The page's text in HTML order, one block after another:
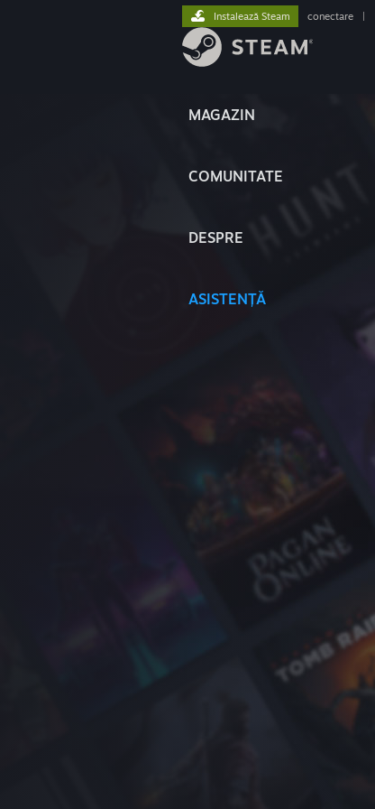
MAGAZIN
COMUNITATE
DESPRE
ASISTENȚĂ
Instalează Steam conectare